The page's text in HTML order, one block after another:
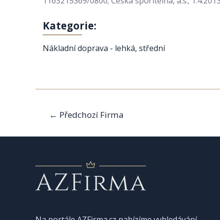
Kategorie:
Nákladní doprava - lehká, střední
Navigace
pro
příspěvek
← Předchozí Firma